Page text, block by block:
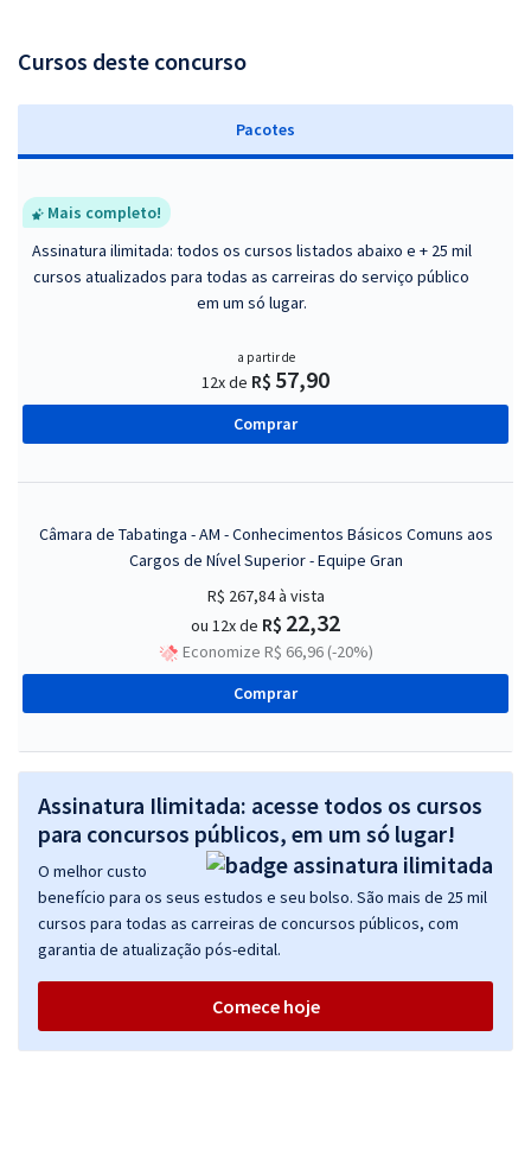
Cursos deste concurso
Pacotes
Mais completo!
Assinatura ilimitada: todos os cursos listados abaixo e + 25 mil
cursos atualizados para todas as carreiras do serviço público
em um só lugar.
a partir de
12x de R$ 57,90
Comprar
Câmara de Tabatinga - AM - Conhecimentos Básicos Comuns aos
Cargos de Nível Superior - Equipe Gran
R$ 267,84à vista
ou 12x de R$ 22,32
Economize R$ 66,96 (-20%)
Comprar
Assinatura Ilimitada: acesse todos os cursos
para concursos públicos, em um só lugar!
O melhor custo
benefício para os seus estudos e seu bolso. São mais de 25 mil
cursos para todas as carreiras de concursos públicos, com
garantia de atualização pós-edital.
Comece hoje